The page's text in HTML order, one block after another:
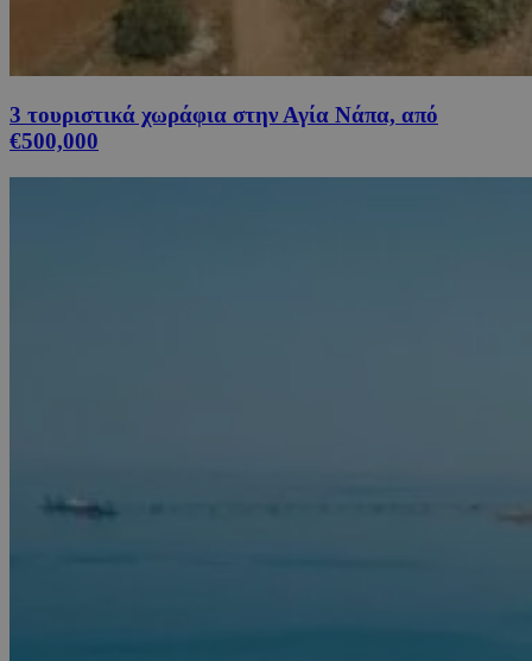
3 τουριστικά χωράφια στην Αγία Νάπα, από
€500,000